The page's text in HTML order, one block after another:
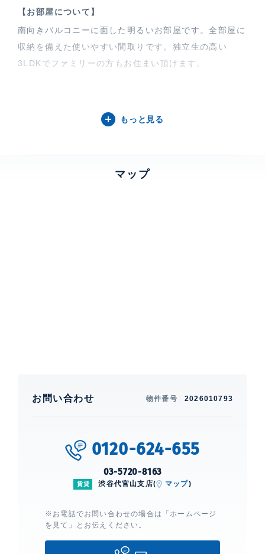
【お部屋について】
南向きバルコニーに面した明るいお部屋です。全部屋に
収納を備えた使いやすい間取りです。独立生の高い
3LDKでファミリーの方もお住まい頂けます。
ザ・パークハビオ代々木は、2025年11月竣工の地上9
ックなど充実した設備に加え、防犯カメラ・TVモニタ
内ゴミ置場、 オートロック、 防犯カ
ザ・パークハビオ代々木
もっと見る
マップ
お問い合わせ 物件番号 2026010793
0120-624-655
03-5720-8163
賃貸 渋谷代官山支店( マップ)
※お電話でお問い合わせの場合は「ホームページ
を見て」とお伝えください。